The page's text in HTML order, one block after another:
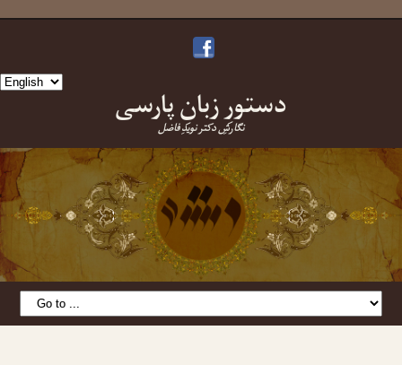
Choose
دستورِ زبانِ پارسی
نگارشِ دکتر نویدِ فاضل